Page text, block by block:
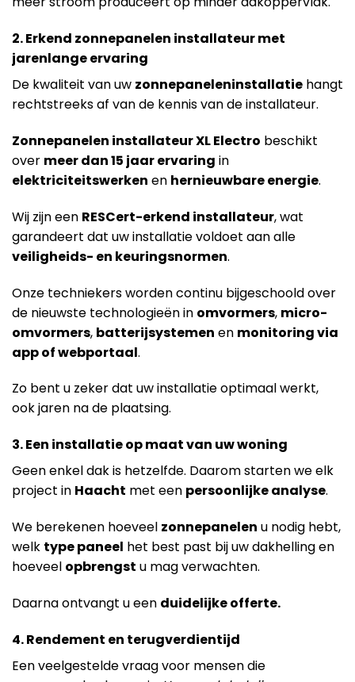
2. Erkend zonnepanelen installateur met
jarenlange ervaring
De kwaliteit van uw zonnepaneleninstallatie hangt
rechtstreeks af van de kennis van de installateur.
Zonnepanelen installateur XL Electro beschikt
over meer dan 15 jaar ervaring in
elektriciteitswerken en hernieuwbare energie.
Wij zijn een RESCert-erkend installateur, wat
garandeert dat uw installatie voldoet aan alle
veiligheids- en keuringsnormen.
Onze techniekers worden continu bijgeschoold over
de nieuwste technologieën in omvormers, micro-
omvormers, batterijsystemen en monitoring via
app of webportaal.
Zo bent u zeker dat uw installatie optimaal werkt,
ook jaren na de plaatsing.
3. Een installatie op maat van uw woning
Geen enkel dak is hetzelfde. Daarom starten we elk
project in Haacht met een persoonlijke analyse.
We berekenen hoeveel zonnepanelen u nodig hebt,
welk type paneel het best past bij uw dakhelling en
hoeveel opbrengst u mag verwachten.
Daarna ontvangt u een duidelijke offerte.
4. Rendement en terugverdientijd
Een veelgestelde vraag voor mensen die